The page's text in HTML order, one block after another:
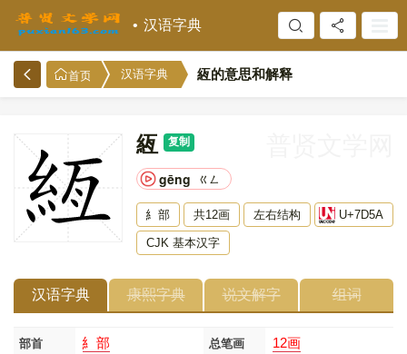
汉语字典
首页 汉语字典 絚的意思和解释
絚 复制
gēng ㄍㄥ
糹部 共12画 左右结构 U+7D5A
CJK 基本汉字
汉语字典 康熙字典 说文解字 组词
部首 糹部 总笔画 12画